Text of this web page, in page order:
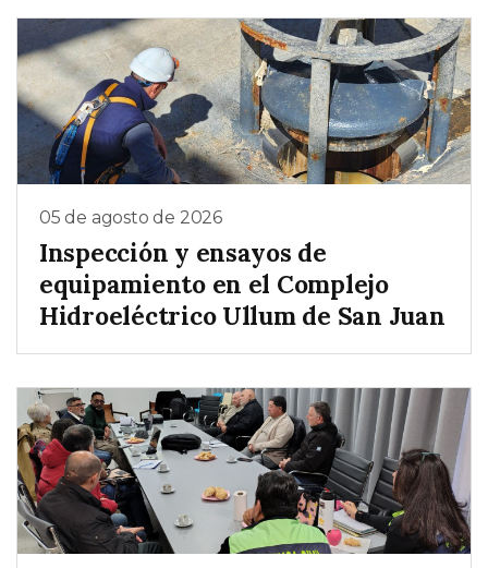
05 de agosto de 2026
Inspección y ensayos de
equipamiento en el Complejo
Hidroeléctrico Ullum de San Juan